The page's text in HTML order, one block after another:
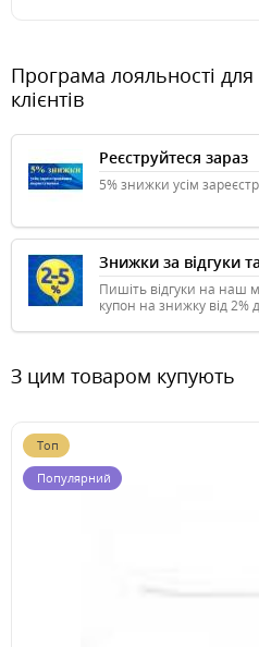
Програма лояльності
клієнтів
Реєструйтеся зараз
5% знижки усім
Знижки за відгуки
Пишіть відгуки на наш
купон на знижку від 2%
З цим товаром купують
Топ
Популярний